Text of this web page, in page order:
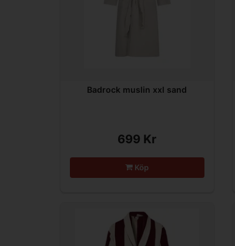
Badrock muslin xxl sand
699 Kr
Köp